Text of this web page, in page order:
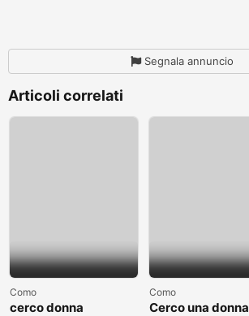
Segnala annuncio
Articoli correlati
Como
cerco donna
Como
Cerco una donna